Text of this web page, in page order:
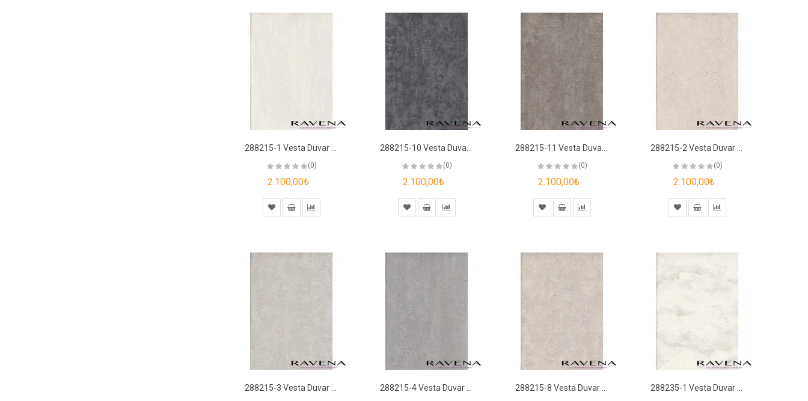
(0)
2.100,00₺
(0)
2.100,00₺
(0)
2.100,00₺
(0)
2.100,00₺